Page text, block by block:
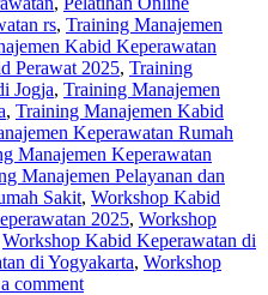
rs, Training Manajemen
Kabid Keperawatan
Perawat 2025, Training
Jogja, Training Manajemen
, Training Manajemen Kabid
Keperawatan Rumah
Manajemen Keperawatan
Manajemen Pelayanan dan
Sakit, Workshop Kabid
2025, Workshop
Workshop Kabid Keperawatan di
di Yogyakarta, Workshop
comment